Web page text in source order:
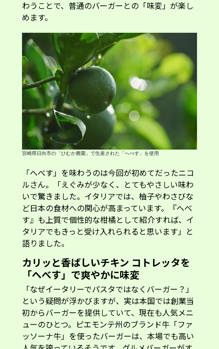
宮崎県日向市の「ひむか農園」で生産された「へべす」を使用
「へべす」を味わうのは今回が初めてだったニコ
いで驚きました。イタリアでは、柚子やわさびな
ど日本の食材への関心が高まっています。『へべ
す』も上質で個性的な柑橘として紹介すれば、イ
タリアでもきっと受け入れられると思います」と
語りました。
カリッと香ばしいチキン コトレッタを
「へべす」で爽やかに味変
「なぜイータリーでパスタではなくバーガー？」
という疑問が浮かびますが、実は本国では創業当
初からバーガーを提供していて、現在も人気メニ
ューのひとつ。ピエモンテ州のブランド牛「ファ
ッソーナ牛」を使ったバーガーは、本場でも高い
人気を誇っているそうです。グルメバーガーがす
っかり定着した日本でも、イータリーのバーガー